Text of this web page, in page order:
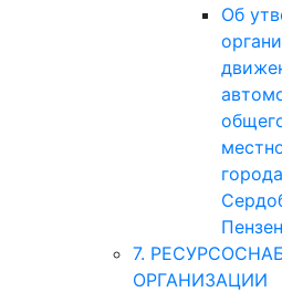
Об
7.
ОРГАНИЗАЦИИ